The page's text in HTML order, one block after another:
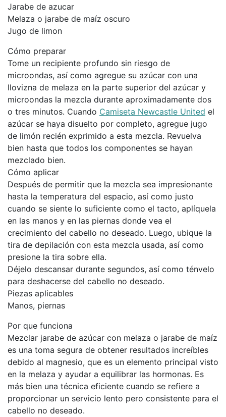
Jarabe de azucar
Melaza o jarabe de maíz oscuro
Jugo de limon
Cómo preparar
Tome un recipiente profundo sin riesgo de
microondas, así como agregue su azúcar con una
llovizna de melaza en la parte superior del azúcar y
microondas la mezcla durante aproximadamente dos
o tres minutos. Cuando Camiseta Newcastle United el
azúcar se haya disuelto por completo, agregue jugo
de limón recién exprimido a esta mezcla. Revuelva
bien hasta que todos los componentes se hayan
mezclado bien.
Cómo aplicar
Después de permitir que la mezcla sea impresionante
hasta la temperatura del espacio, así como justo
cuando se siente lo suficiente como el tacto, aplíquela
en las manos y en las piernas donde vea el
crecimiento del cabello no deseado. Luego, ubique la
tira de depilación con esta mezcla usada, así como
presione la tira sobre ella.
Déjelo descansar durante segundos, así como ténvelo
para deshacerse del cabello no deseado.
Piezas aplicables
Manos, piernas
Por que funciona
Mezclar jarabe de azúcar con melaza o jarabe de maíz
es una toma segura de obtener resultados increíbles
debido al magnesio, que es un elemento principal visto
en la melaza y ayudar a equilibrar las hormonas. Es
más bien una técnica eficiente cuando se refiere a
proporcionar un servicio lento pero consistente para el
cabello no deseado.